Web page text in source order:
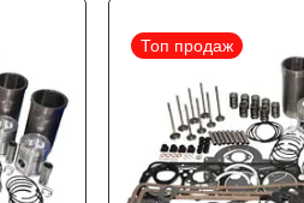
Топ продаж